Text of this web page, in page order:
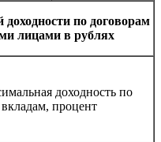
по договорам
лицами в рублях
доходность по
вкладам, процент